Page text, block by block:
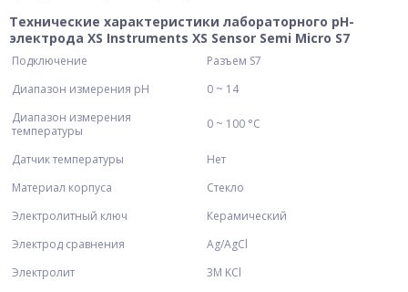
Технические характеристики лабораторного pH-
электрода XS Instruments XS Sensor Semi Micro S7
Подключение
Разъем S7
Диапазон измерения pH
0 ~ 14
Диапазон измерения
температуры
0 ~ 100 °C
Датчик температуры
Нет
Материал корпуса
Стекло
Электролитный ключ
Керамический
Электрод сравнения
Ag/AgCl
Электролит
3M KCl